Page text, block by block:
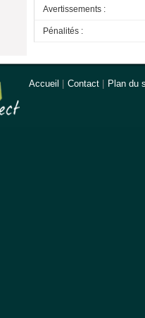
Avertissements :
Pénalités :
Accueil Contact Plan du